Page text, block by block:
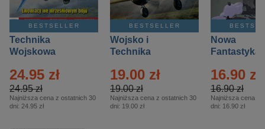
BESTSELLER
Technika
Wojskowa
– 2/2026
24.95 zł
24.95 zł
Najniższa cena z ostatnich 30
dni: 24.95 zł
BESTSELLER
Wojsko i
Technika
Specjalne –
Eprasa – 2/2026
19.00 zł
19.00 zł
Najniższa cena z ostatnich 30
dni: 19.00 zł
Nowa
Fantastyka
16.90 zł
16.90 zł
Najniższa cena z
dni: 16.90 zł